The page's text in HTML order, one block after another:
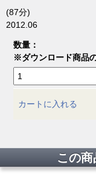
(87分)
2012.06
数量：
※ダウンロード商品
カートに入れる
この